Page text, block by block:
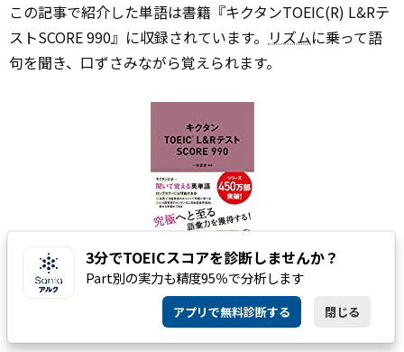
この記事で紹介した単語は書籍『キクタンTOEIC(R) L&Rテ
ストSCORE 990』に収録されています。 リズムに乗って語
句を聞き、口ずさみながら覚えられます。
【音声DL付】キクタンTOEIC(R) L&Rテスト SCORE 990
3分でTOEICスコアを診断しませんか？
Part別の実力も精度95％で分析します
アプリで無料診断する 閉じる